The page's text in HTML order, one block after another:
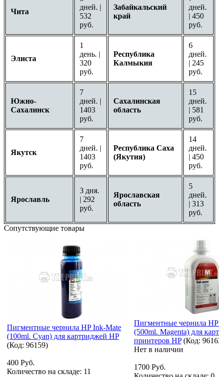
Чита
дней. |
532
руб.
Забайкальский
край
дней.
| 450
руб.
Элиста
1
день. |
320
руб.
Республика
Калмыкия
6
дней.
| 245
руб.
Южно-
Сахалинск
7
дней. |
1403
руб.
Сахалинская
область
15
дней.
| 581
руб.
Якутск
7
дней. |
1403
руб.
Республика Саха
(Якутия)
14
дней.
| 450
руб.
Ярославль
3 дня.
| 292
руб.
Ярославская
область
5
дней.
| 313
руб.
Сопутствующие товары
Пигментные чернила HP Ink-Mate
(100ml. Cyan) для картриджей HP
(Код: 96159)
400 Руб.
Количество на складе: 11
Пигментные чернила
(500ml. Magenta) для
принтеров HP (Код:
Нет в наличии
1700 Руб.